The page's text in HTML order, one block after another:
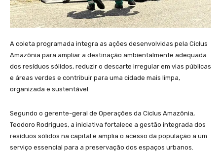
A coleta programada integra as ações desenvolvidas pela Ciclus
Amazônia para ampliar a destinação ambientalmente adequada
dos resíduos sólidos, reduzir o descarte irregular em vias públicas
e áreas verdes e contribuir para uma cidade mais limpa,
organizada e sustentável.
Segundo o gerente-geral de Operações da Ciclus Amazônia,
Teodoro Rodrigues, a iniciativa fortalece a gestão integrada dos
resíduos sólidos na capital e amplia o acesso da população a um
serviço essencial para a preservação dos espaços urbanos.